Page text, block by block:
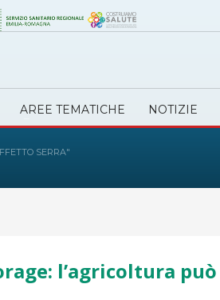
AREE TEMATICHE NOTIZIE
SERRA"
l’agricoltura